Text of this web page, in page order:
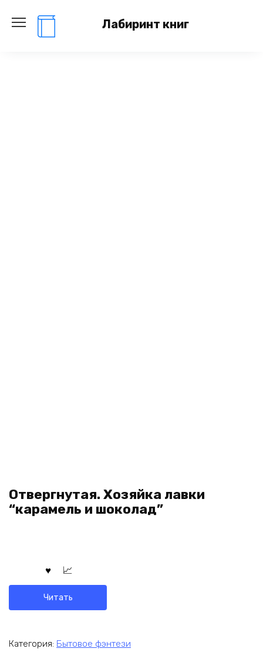
содержанию
Лабиринт книг
Отвергнутая. Хозяйка лавки
“карамель и шоколад”
Читать
Категория: Бытовое фэнтези